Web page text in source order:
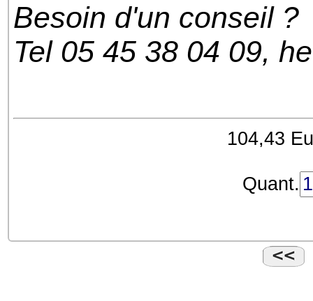
Besoin d'un conseil ?
Tel 05 45 38 04 09,
104,43
Quant.